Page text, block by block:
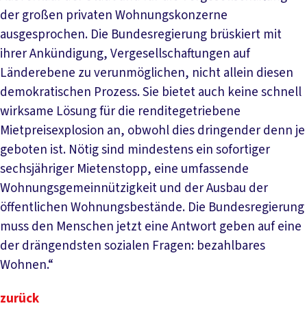
der großen privaten Wohnungskonzerne
ausgesprochen. Die Bundesregierung brüskiert mit
ihrer Ankündigung, Vergesellschaftungen auf
Länderebene zu verunmöglichen, nicht allein diesen
demokratischen Prozess. Sie bietet auch keine schnell
wirksame Lösung für die renditegetriebene
Mietpreisexplosion an, obwohl dies dringender denn je
geboten ist. Nötig sind mindestens ein sofortiger
sechsjähriger Mietenstopp, eine umfassende
Wohnungsgemeinnützigkeit und der Ausbau der
öffentlichen Wohnungsbestände. Die Bundesregierung
muss den Menschen jetzt eine Antwort geben auf eine
der drängendsten sozialen Fragen: bezahlbares
Wohnen.“
zurück